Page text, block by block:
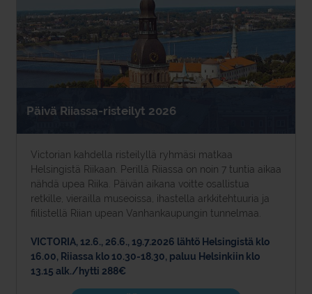
Päivä Riiassa-risteilyt 2026
Victorian kahdella risteilyllä ryhmäsi matkaa
Helsingistä Riikaan. Perillä Riiassa on noin 7 tuntia aikaa
nähdä upea Riika. Päivän aikana voitte osallistua
retkille, vierailla museoissa, ihastella arkkitehtuuria ja
fiilistellä Riian upean Vanhankaupungin tunnelmaa.
VICTORIA, 12.6., 26.6., 19.7.2026 lähtö Helsingistä klo
16.00, Riiassa klo 10.30-18.30, paluu Helsinkiin klo
13.15 alk./hytti 288€